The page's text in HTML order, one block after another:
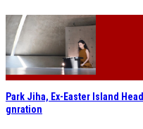
Park Jiha, Ex-Easter Island
gnration